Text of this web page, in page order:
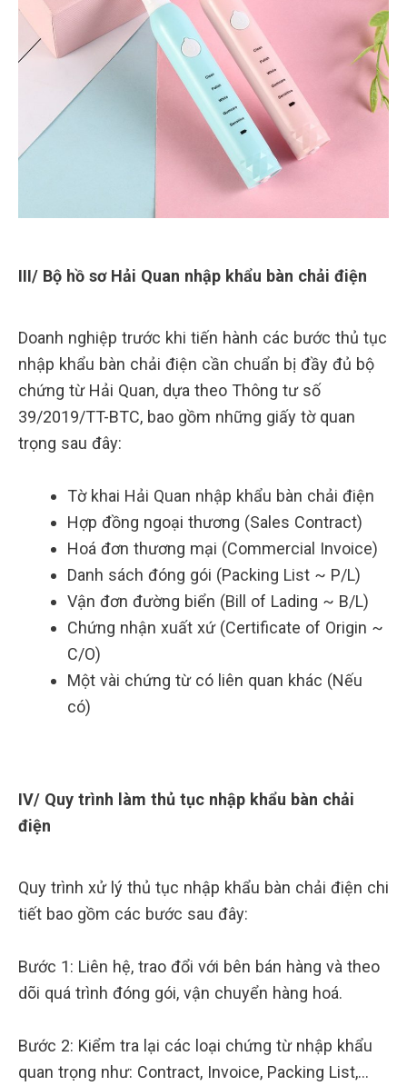
III/ Bộ hồ sơ Hải Quan nhập khẩu bàn chải điện
Doanh nghiệp trước khi tiến hành các bước thủ tục
nhập khẩu bàn chải điện cần chuẩn bị đầy đủ bộ
chứng từ Hải Quan, dựa theo Thông tư số
39/2019/TT-BTC, bao gồm những giấy tờ quan
trọng sau đây:
Tờ khai Hải Quan nhập khẩu bàn chải điện
Hợp đồng ngoại thương (Sales Contract)
Hoá đơn thương mại (Commercial Invoice)
Danh sách đóng gói (Packing List ~ P/L)
Vận đơn đường biển (Bill of Lading ~ B/L)
Chứng nhận xuất xứ (Certificate of Origin ~
C/O)
Một vài chứng từ có liên quan khác (Nếu
có)
IV/ Quy trình làm thủ tục nhập khẩu bàn chải
điện
Quy trình xử lý thủ tục nhập khẩu bàn chải điện chi
tiết bao gồm các bước sau đây:
Bước 1: Liên hệ, trao đổi với bên bán hàng và theo
dõi quá trình đóng gói, vận chuyển hàng hoá.
Bước 2: Kiểm tra lại các loại chứng từ nhập khẩu
quan trọng như: Contract, Invoice, Packing List,…